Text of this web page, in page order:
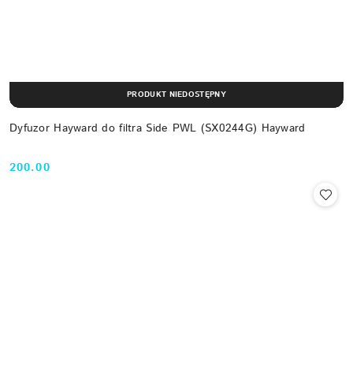
Dyfuzor Hayward do filtra Side PWL (SX0244G) Hayward
Cena:
200.00
PRODUKT NIEDOSTĘPNY